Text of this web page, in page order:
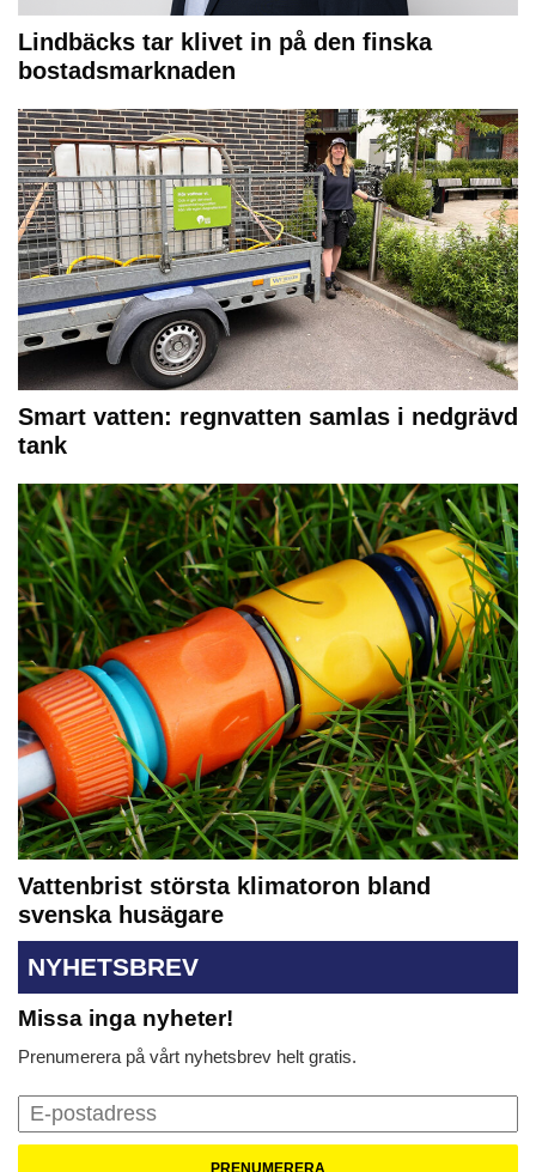
Lindbäcks tar klivet in på den finska
bostadsmarknaden
Smart vatten: regnvatten samlas i nedgrävd
tank
Vattenbrist största klimatoron bland
svenska husägare
NYHETSBREV
Missa inga nyheter!
Prenumerera på vårt nyhetsbrev helt gratis.